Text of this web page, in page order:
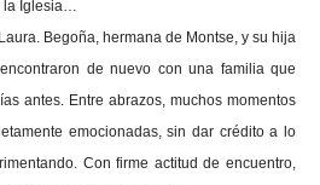
la Iglesia…
Begoña, hermana de Montse, y su hija
de nuevo con una familia que
antes. Entre abrazos, muchos momentos
emocionadas, sin dar crédito a lo
Con firme actitud de encuentro,